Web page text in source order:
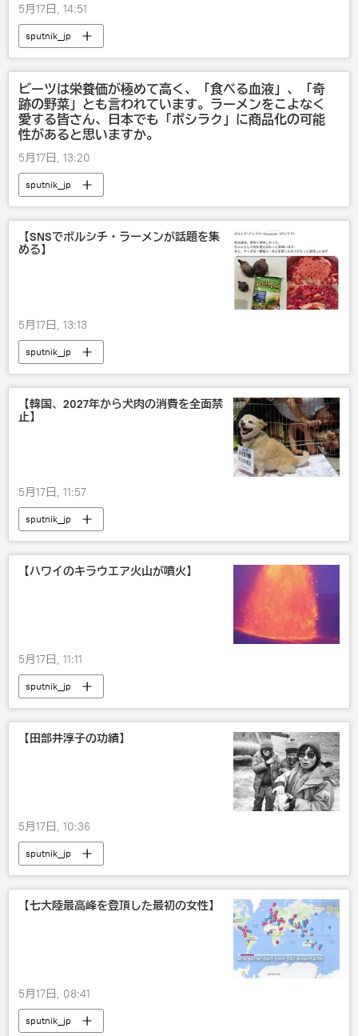
5月17日, 14:51
sputnik_jp
ビーツは栄養価が極めて高く、「食べる血液」、「奇
跡の野菜」とも言われています。ラーメンをこよなく
愛する皆さん、日本でも「ボシラク」に商品化の可能
性があると思いますか。
5月17日, 13:20
sputnik_jp
【SNSでボルシチ・ラーメンが話題を集
める】
5月17日, 13:13
sputnik_jp
【韓国、2027年から犬肉の消費を全面禁
止】
5月17日, 11:57
sputnik_jp
【ハワイのキラウエア火山が噴火】
5月17日, 11:11
sputnik_jp
【田部井淳子の功績】
5月17日, 10:36
sputnik_jp
【七大陸最高峰を登頂した最初の女性】
5月17日, 08:41
sputnik_jp